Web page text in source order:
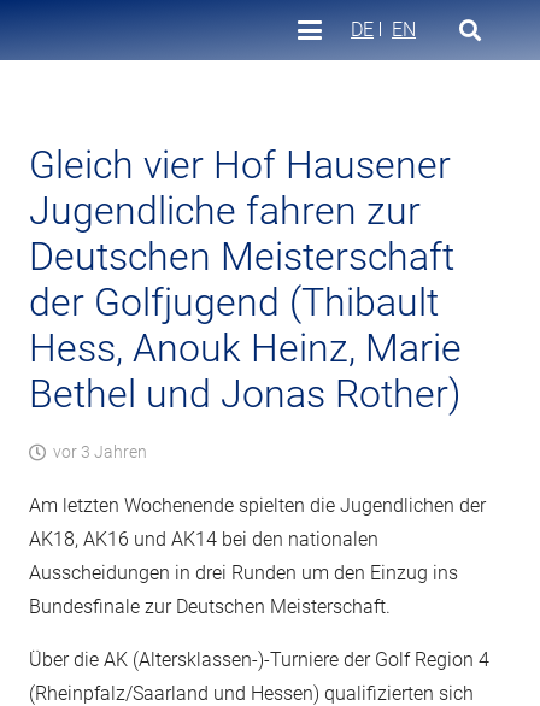
DE EN
Gleich vier Hof Hausener
Jugendliche fahren zur
Deutschen Meisterschaft
der Golfjugend (Thibault
Hess, Anouk Heinz, Marie
Bethel und Jonas Rother)
vor 3 Jahren
Am letzten Wochenende spielten die Jugendlichen der
AK18, AK16 und AK14 bei den nationalen
Ausscheidungen in drei Runden um den Einzug ins
Bundesfinale zur Deutschen Meisterschaft.
Über die AK (Altersklassen-)-Turniere der Golf Region 4
(Rheinpfalz/Saarland und Hessen) qualifizierten sich